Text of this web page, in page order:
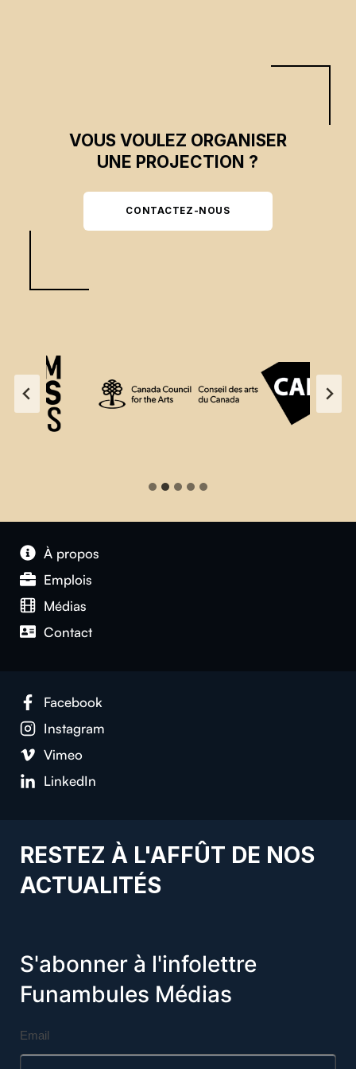
VOUS VOULEZ ORGANISER
UNE PROJECTION ?
CONTACTEZ-NOUS
À propos
Emplois
Médias
Contact
Facebook
Instagram
Vimeo
LinkedIn
RESTEZ À L'AFFÛT DE NOS
ACTUALITÉS
S'abonner à l'infolettre
Funambules Médias
Email